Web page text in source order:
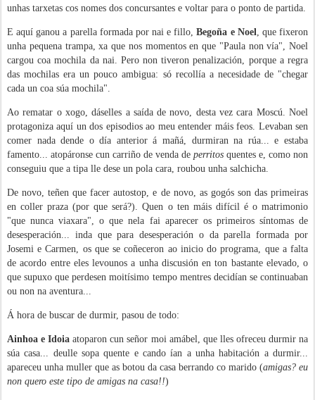
unhas tarxetas cos nomes dos concursantes e voltar para o ponto de partida.
E aquí ganou a parella formada por nai e fillo,Begoña e Noel, que fixeron
unha pequena trampa, xa que nos momentos en que "Paula non vía", Noel
cargou coa mochila da nai. Pero non tiveron penalización, porque a regra
das mochilas era un pouco ambigua: só recollía a necesidade de "chegar
cada un coa súa mochila".
Ao rematar o xogo, dáselles a saída de novo, desta vez cara Moscú. Noel
protagoniza aquí un dos episodios ao meu entender máis feos. Levaban sen
comer nada dende o día anterior á mañá, durmiran na rúa... e estaba
famento... atopáronse cun carriño de venda de perritos quentes e, como non
conseguiu que a tipa lle dese un pola cara, roubou unha salchicha.
De novo, teñen que facer autostop, e de novo, as gogós son das primeiras
en coller praza (por que será?). Quen o ten máis difícil é o matrimonio
"que nunca viaxara", o que nela fai aparecer os primeiros síntomas de
desesperación... inda que para desesperación o da parella formada por
Josemi e Carmen, os que se coñeceron ao inicio do programa, que a falta
de acordo entre eles levounos a unha discusión en ton bastante elevado, o
que supuxo que perdesen moitísimo tempo mentres decidían se continuaban
ou non na aventura...
Á hora de buscar de durmir, pasou de todo:
Ainhoa e Idoia atoparon cun señor moi amábel, que lles ofreceu durmir na
súa casa... deulle sopa quente e cando ían a unha habitación a durmir...
apareceu unha muller que as botou da casa berrando co marido (amigas? eu
non quero este tipo de amigas na casa!!)